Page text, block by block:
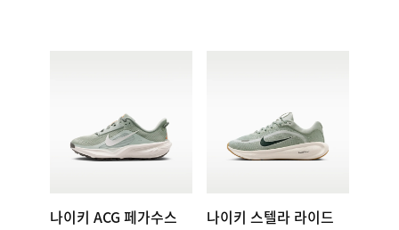
나이키 ACG 페가수스
나이키 스텔라 라이드